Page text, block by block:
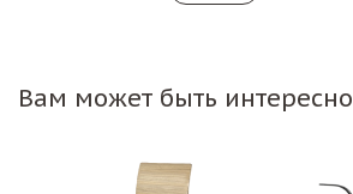
Вам может быть интересно